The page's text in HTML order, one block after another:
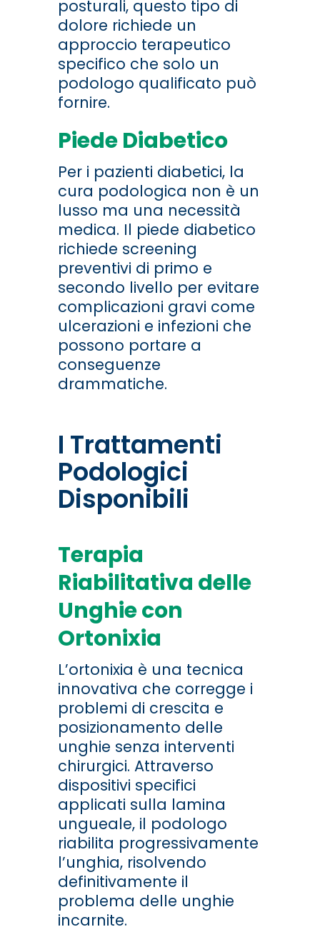
posturali, questo tipo di
dolore richiede un
approccio terapeutico
specifico che solo un
podologo qualificato può
fornire.
Piede Diabetico
Per i pazienti diabetici, la
cura podologica non è un
lusso ma una necessità
medica. Il piede diabetico
richiede screening
preventivi di primo e
secondo livello per evitare
complicazioni gravi come
ulcerazioni e infezioni che
possono portare a
conseguenze
drammatiche.
I Trattamenti
Podologici
Disponibili
Terapia
Riabilitativa delle
Unghie con
Ortonixia
L’ortonixia è una tecnica
innovativa che corregge i
problemi di crescita e
posizionamento delle
unghie senza interventi
chirurgici. Attraverso
dispositivi specifici
applicati sulla lamina
ungueale, il podologo
riabilita progressivamente
l’unghia, risolvendo
definitivamente il
problema delle unghie
incarnite.